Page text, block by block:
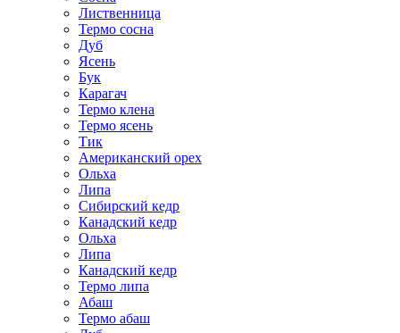
Лиственница
Термо сосна
Дуб
Ясень
Бук
Карагач
Термо клена
Термо ясень
Тик
Американский орех
Ольха
Липа
Сибирский кедр
Канадский кедр
Ольха
Липа
Канадский кедр
Термо липа
Абаш
Термо абаш